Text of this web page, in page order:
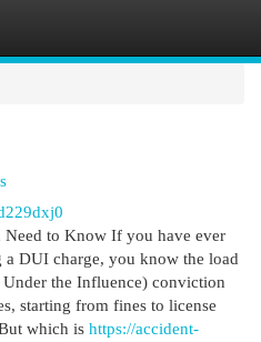
to Know If you have ever
DUI charge, you know the load
the Influence) conviction
starting from fines to license
which is https://accident-